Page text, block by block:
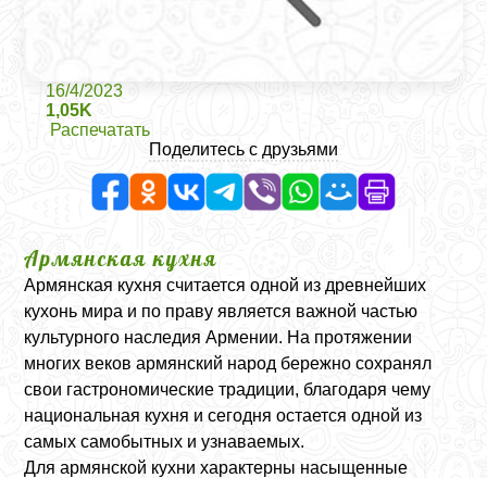
16/4/2023
1,05K
Распечатать
Поделитесь с друзьями
Армянская кухня
Армянская кухня считается одной из древнейших
кухонь мира и по праву является важной частью
культурного наследия Армении. На протяжении
многих веков армянский народ бережно сохранял
свои гастрономические традиции, благодаря чему
национальная кухня и сегодня остается одной из
самых самобытных и узнаваемых.
Для армянской кухни характерны насыщенные